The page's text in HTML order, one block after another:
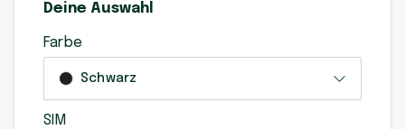
Deine Auswahl
Farbe
Schwarz
SIM